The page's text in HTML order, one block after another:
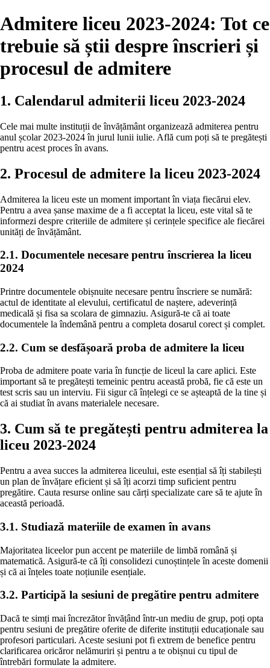
Admitere liceu 2023-2024: Tot ce
trebuie să știi despre înscrieri și
procesul de admitere
1. Calendarul admiterii liceu 2023-2024
Cele mai multe instituții de învățământ organizează admiterea pentru
anul școlar 2023-2024 în jurul lunii iulie. Află cum poți să te pregătești
pentru acest proces în avans.
2. Procesul de admitere la liceu 2023-2024
Admiterea la liceu este un moment important în viața fiecărui elev.
Pentru a avea șanse maxime de a fi acceptat la liceu, este vital să te
informezi despre criteriile de admitere și cerințele specifice ale fiecărei
unități de învățământ.
2.1. Documentele necesare pentru înscrierea la liceu
2024
Printre documentele obișnuite necesare pentru înscriere se numără:
actul de identitate al elevului, certificatul de naștere, adeverință
medicală și fisa sa scolara de gimnaziu. Asigură-te că ai toate
documentele la îndemână pentru a completa dosarul corect și complet.
2.2. Cum se desfășoară proba de admitere la liceu
Proba de admitere poate varia în funcție de liceul la care aplici. Este
important să te pregătești temeinic pentru această probă, fie că este un
test scris sau un interviu. Fii sigur că înțelegi ce se așteaptă de la tine și
că ai studiat în avans materialele necesare.
3. Cum să te pregătești pentru admiterea la
liceu 2023-2024
Pentru a avea succes la admiterea liceului, este esențial să îți stabilești
un plan de învățare eficient și să îți acorzi timp suficient pentru
pregătire. Cauta resurse online sau cărți specializate care să te ajute în
această perioadă.
3.1. Studiază materiile de examen în avans
Majoritatea liceelor pun accent pe materiile de limbă română și
matematică. Asigură-te că îți consolidezi cunoștințele în aceste domenii
și că ai înțeles toate noțiunile esențiale.
3.2. Participă la sesiuni de pregătire pentru admitere
Dacă te simți mai încrezător învățând într-un mediu de grup, poți opta
pentru sesiuni de pregătire oferite de diferite instituții educaționale sau
profesori particulari. Aceste sesiuni pot fi extrem de benefice pentru
clarificarea oricăror nelămuriri și pentru a te obișnui cu tipul de
întrebări formulate la admitere.